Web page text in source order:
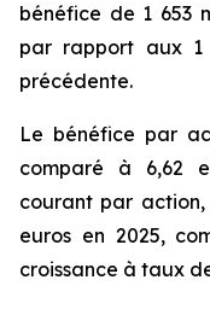
bénéfice de 1 653
par rapport aux 1
précédente.
Le bénéfice par
comparé à 6,62
courant par
euros en 2025,
croissance à taux